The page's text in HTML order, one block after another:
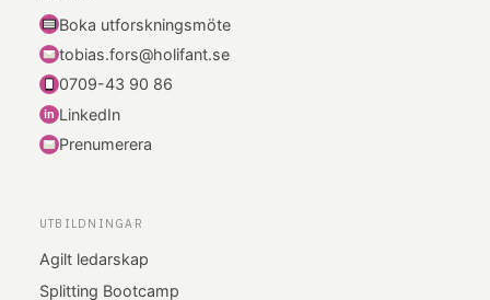
Boka utforskningsmöte
tobias.fors@holifant.se
0709-43 90 86
in LinkedIn
Prenumerera
UTBILDNINGAR
Agilt ledarskap
Splitting Bootcamp